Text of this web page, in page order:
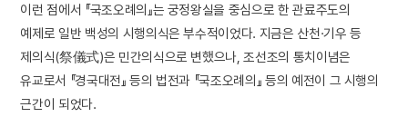
이런 점에서 『국조오례의』는 궁정왕실을 중심으로 한 관료주도의
예제로 일반 백성의 시행의식은 부수적이었다. 지금은 산천·기우 등
제의식(祭儀式)은 민간의식으로 변했으나, 조선조의 통치이념은
유교로서 『경국대전』 등의 법전과 『국조오례의』 등의 예전이 그 시행의
근간이 되었다.